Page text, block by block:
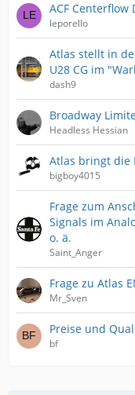
ACF Centerflow
leporello
Atlas stellt in
U28 CG im
dash9
Broadway
Headless Hessian
Atlas bringt die
bigboy4015
Frage zum
Signals im
o. ä.
Saint_Anger
Frage zu Atlas
Mr_Sven
Preise und
bf